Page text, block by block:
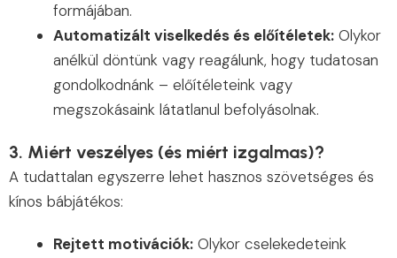
formájában.
Automatizált viselkedés és előítéletek: Olykor
anélkül döntünk vagy reagálunk, hogy tudatosan
gondolkodnánk – előítéleteink vagy
megszokásaink látatlanul befolyásolnak.
3. Miért veszélyes (és miért izgalmas)?
A tudattalan egyszerre lehet hasznos szövetséges és
kínos bábjátékos:
Rejtett motivációk: Olykor cselekedeteink